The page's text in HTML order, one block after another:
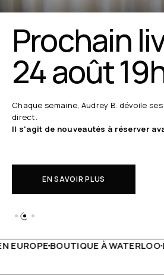
Prochain
24 août
Chaque semaine, Audrey B. dévoile
direct.
Il s'agit de nouveautés à réserver
EN SAVOIR PLUS
LIVRAISON GRATUITE À